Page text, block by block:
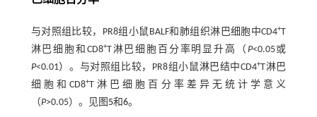
与对照组比较，PR8组小鼠BALF和肺组织淋巴细胞中CD4+T
淋巴细胞和CD8+T淋巴细胞百分率明显升高（ P<0.05或
P<0.01）。与对照组比较，PR8组小鼠淋巴结中CD4+T淋巴
细胞和CD8+T淋巴细胞百分率差异无统计学意义
（P>0.05）。见图 5和6。